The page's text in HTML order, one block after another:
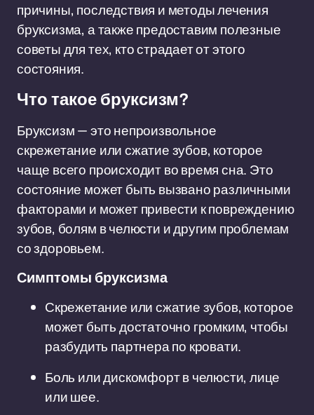
причины, последствия и методы лечения
бруксизма, а также предоставим полезные
советы для тех, кто страдает от этого
состояния.
Что такое бруксизм?
Бруксизм — это непроизвольное
скрежетание или сжатие зубов, которое
чаще всего происходит во время сна. Это
состояние может быть вызвано различными
факторами и может привести к повреждению
зубов, болям в челюсти и другим проблемам
со здоровьем.
Симптомы бруксизма
Скрежетание или сжатие зубов, которое
может быть достаточно громким, чтобы
разбудить партнера по кровати.
Боль или дискомфорт в челюсти, лице
или шее.